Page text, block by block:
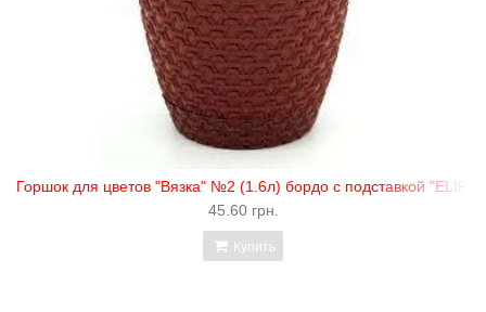
Горшок для цветов "Вязка" №2 (1.6л) бордо с подставкой "ELIF"
45.60 грн.
Купить